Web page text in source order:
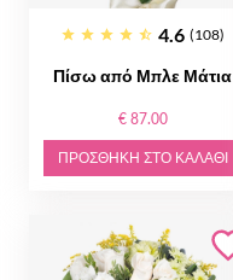
4.6 (108)
Πίσω από Μπλε Μάτια
€ 87.00
ΠΡΟΣΘΉΚΗ ΣΤΟ ΚΑΛΆΘΙ